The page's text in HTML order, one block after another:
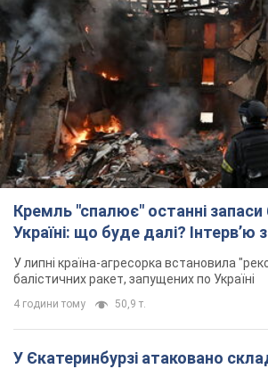
Кремль "спалює" останні запаси
Україні: що буде далі?
У липні країна-агресорка встановила
балістичних ракет, запущених по Україні
4 години тому 50,9 т.
У Єкатеринбурзі атаковано